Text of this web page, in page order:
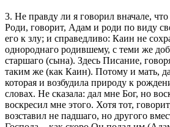
3. Не правду ли я говорил вначале,
Роди, говорит, Адам и роди по виду
его к злу; и справедливо: Каин не
однороднаго родившему, с теми же
старшаго (сына). Здесь Писание,
таким же (как Каин). Потому и мать,
которая и возбудила природу к
словах. Не сказала: дал мне Бог, но
воскресил мне этого. Хотя тот,
возставил не падшаго, но другого